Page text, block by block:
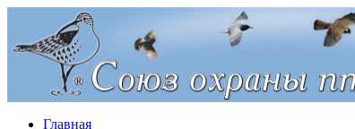
Главная